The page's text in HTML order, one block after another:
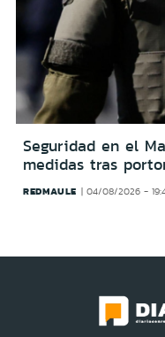
Seguridad en el
medidas tras
REDMAULE 04/08/2026 -